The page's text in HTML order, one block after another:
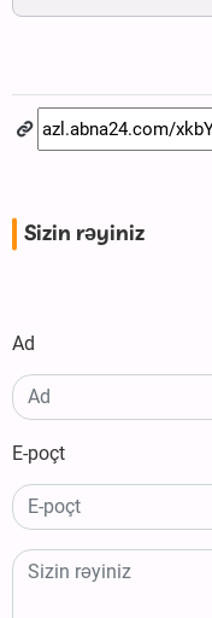
Sizin rəyiniz
Ad
E-poçt